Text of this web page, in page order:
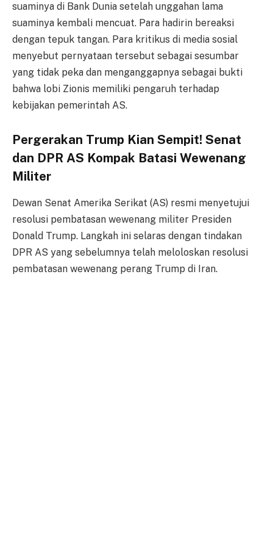
suaminya di Bank Dunia setelah unggahan lama
suaminya kembali mencuat. Para hadirin bereaksi
dengan tepuk tangan. Para kritikus di media sosial
menyebut pernyataan tersebut sebagai sesumbar
yang tidak peka dan menganggapnya sebagai bukti
bahwa lobi Zionis memiliki pengaruh terhadap
kebijakan pemerintah AS.
Pergerakan Trump Kian Sempit! Senat
dan DPR AS Kompak Batasi Wewenang
Militer
Dewan Senat Amerika Serikat (AS) resmi menyetujui
resolusi pembatasan wewenang militer Presiden
Donald Trump. Langkah ini selaras dengan tindakan
DPR AS yang sebelumnya telah meloloskan resolusi
pembatasan wewenang perang Trump di Iran.